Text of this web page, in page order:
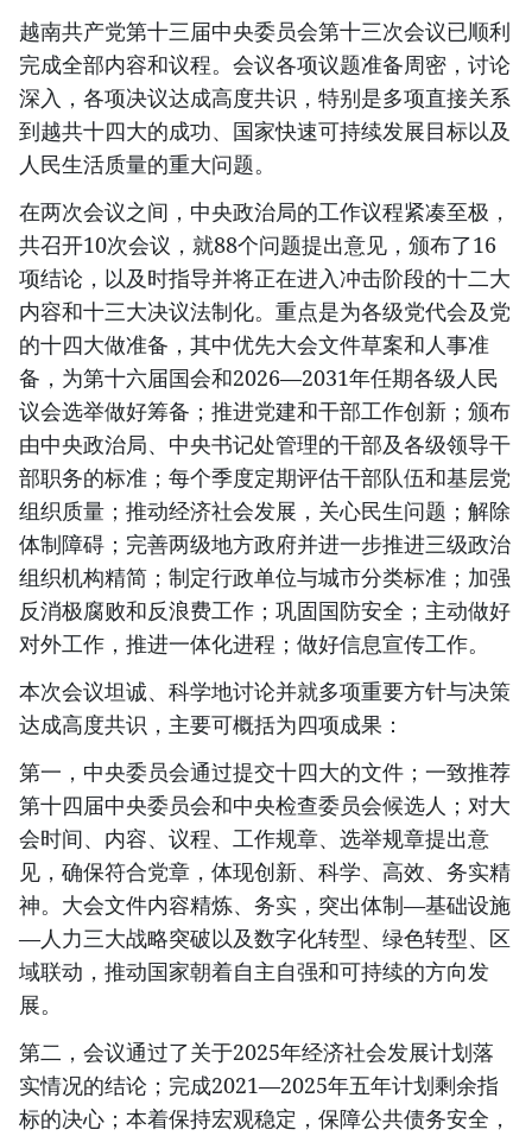
越南共产党第十三届中央委员会第十三次会议已顺利
完成全部内容和议程。会议各项议题准备周密，讨论
深入，各项决议达成高度共识，特别是多项直接关系
到越共十四大的成功、国家快速可持续发展目标以及
人民生活质量的重大问题。
在两次会议之间，中央政治局的工作议程紧凑至极，
共召开10次会议，就88个问题提出意见，颁布了16
项结论，以及时指导并将正在进入冲击阶段的十二大
内容和十三大决议法制化。重点是为各级党代会及党
的十四大做准备，其中优先大会文件草案和人事准
备，为第十六届国会和2026—2031年任期各级人民
议会选举做好筹备；推进党建和干部工作创新；颁布
由中央政治局、中央书记处管理的干部及各级领导干
部职务的标准；每个季度定期评估干部队伍和基层党
组织质量；推动经济社会发展，关心民生问题；解除
体制障碍；完善两级地方政府并进一步推进三级政治
组织机构精简；制定行政单位与城市分类标准；加强
反消极腐败和反浪费工作；巩固国防安全；主动做好
对外工作，推进一体化进程；做好信息宣传工作。
本次会议坦诚、科学地讨论并就多项重要方针与决策
达成高度共识，主要可概括为四项成果：
第一，中央委员会通过提交十四大的文件；一致推荐
第十四届中央委员会和中央检查委员会候选人；对大
会时间、内容、议程、工作规章、选举规章提出意
见，确保符合党章，体现创新、科学、高效、务实精
神。大会文件内容精炼、务实，突出体制—基础设施
—人力三大战略突破以及数字化转型、绿色转型、区
域联动，推动国家朝着自主自强和可持续的方向发
展。
第二，会议通过了关于2025年经济社会发展计划落
实情况的结论；完成2021—2025年五年计划剩余指
标的决心；本着保持宏观稳定，保障公共债务安全，